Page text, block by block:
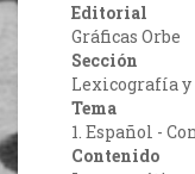
Editorial
Gráficas Orbe
Sección
Lexicografía
Tema
1. Español -
Contenido